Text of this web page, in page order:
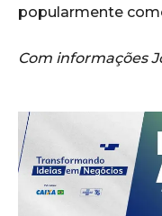
popularmente
Com informações